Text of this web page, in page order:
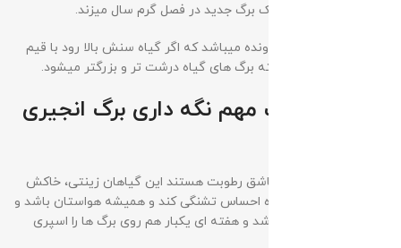
که حدودا گیاه ماهی یک برگ جدید در فصل گرم سال میزند.
انجیری ابلق یک گیاه رونده میباشد که اگر گیاه سنش بالا رود با قیم
دار شدن گیاه رفته رفته برگ های گیاه درشت تر و بزرگتر میشود.
شرایط و نکات مهم نگه داری برگ انجیری
انجیری ها عاشق رطوبت هستند این گیاهان زینتی، خاکش
نباید خشک شود و گیاه احساس تشنگی کند و همیشه هواستان باشد و
حتما خاکشان نمناک باشد و هفته ای یکبار هم روی برگ ها را اسپری